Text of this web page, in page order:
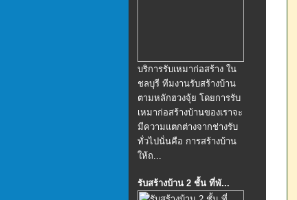
บริการรับเหมาก่อสร้าง ใน
ชลบุรี ทีมงานรับสร้างบ้าน
ตามหลักฮวงจุ้ย โดยการรับ
เหมาก่อสร้างบ้านของเราจะ
มีความแตกต่างจากช่างรับ
ทั่วไปนั่นคือ การสร้างบ้าน
ให้ถ...
รับสร้างบ้าน 2 ชั้น ที่พั...